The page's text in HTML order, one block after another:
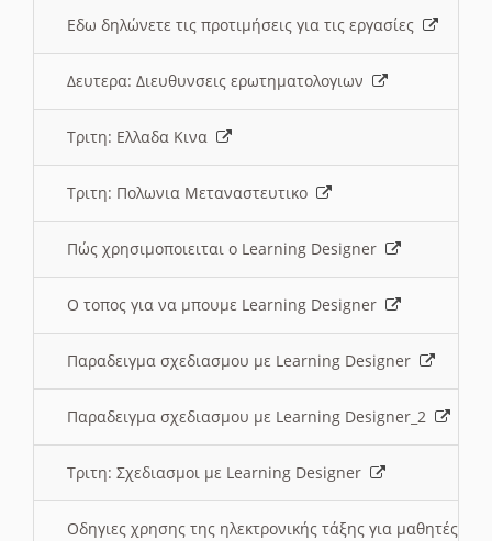
Εδω δηλώνετε τις προτιμήσεις για τις εργασίες
Δευτερα: Διευθυνσεις ερωτηματολογιων
Τριτη: Ελλαδα Κινα
Τριτη: Πολωνια Μεταναστευτικο
Πώς χρησιμοποιειται ο Learning Designer
O τοπος για να μπουμε Learning Designer
Παραδειγμα σχεδιασμου με Learning Designer
Παραδειγμα σχεδιασμου με Learning Designer_2
Τριτη: Σχεδιασμοι με Learning Designer
Οδηγιες χρησης της ηλεκτρονικής τάξης για μαθητές